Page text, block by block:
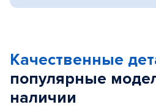
Качественные
популярные
наличии